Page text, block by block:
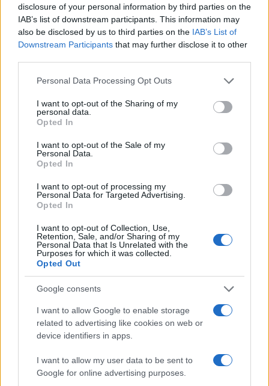
disclosure of your personal information by third parties on the
IAB’s list of downstream participants. This information may
also be disclosed by us to third parties on the IAB’s List of
Downstream Participants that may further disclose it to other
Please note that this website/app uses one or more Google
not limited to your visit or usage behaviour. You may click to
grant or deny consent to Google and its third-party tags to
use your data for below specified purposes in below Google
consent section.
Personal Data Processing Opt Outs
I want to opt-out of the Sharing of my
personal data.
Opted In
I want to opt-out of the Sale of my
Personal Data.
Opted In
I want to opt-out of processing my
Personal Data for Targeted Advertising.
Opted In
I want to opt-out of Collection, Use,
Retention, Sale, and/or Sharing of my
Personal Data that Is Unrelated with the
Purposes for which it was collected.
Opted Out
Google consents
I want to allow Google to enable storage
related to advertising like cookies on web or
device identifiers in apps.
I want to allow my user data to be sent to
Google for online advertising purposes.
Alul a két utolsó szörnyű sorstárs
Egymás mellé hogy is kerülhetett?
A csillagásztól Csehszlovákiában
Szeretném ma este megkérdeni:
A földrengésből elég volt-e már?
S mit mondanak a csillagok neki?
Az akkori fesztelen cimborákból
Barátom mostanig csak egy maradt,
Ha bírnám, járnám vele még ma is
Szerelmünket: a nagy havasokat.
Az élők közül azóta nehány
Életem ködvilágán átsuhant,
Húsz év után éppen ma kellene
Találkoznunk: kiket nem rejt a hant.
Ma kellene összesereglenünk
Vezetőnk, a nagy „Tanító” körül,